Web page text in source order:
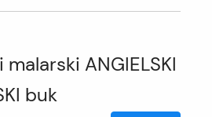
malarski ANGIELSKI
buk